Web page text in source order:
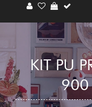
KIT PU
900